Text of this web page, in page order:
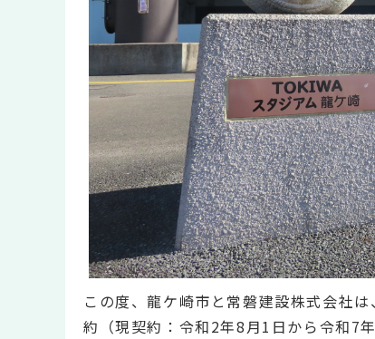
この度、龍ケ崎市と常磐建設株式会社
約（現契約：令和2年8月1日から令和7